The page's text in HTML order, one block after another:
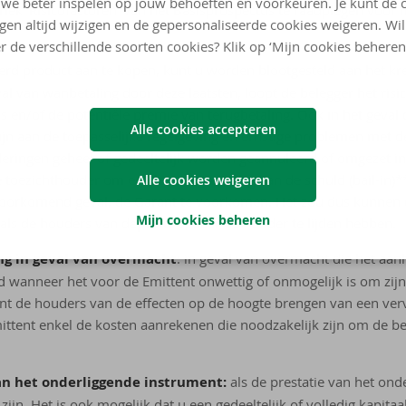
altijd wijzigen en de gepersonaliseerde cookies weigeren.
de verschillende soorten cookies? Klik op ‘Mijn cookies
Alle cookies accepteren
Alle cookies weigeren
Mijn cookies beheren
‘Risicofactoren’ van het Basisprospectus te raadplegen
product aan te kopen, kunt u worden blootgesteld aan het
van wanbetaling door deze laatsten, loopt de belegger het
en/of de potentiële premie van terugbetaling. Ook in het
aan de toepasselijke regelgeving en ernstige problemen met
geheel of gedeeltelijk worden geannuleerd of omgezet
toezichthouder om een herstructurering van de schuld (bail-
geval, de Garant te voorkomen. Het zou dus
de houders van deposito’s, daar ook onder te lijden hebben.
in geval van overmacht: in geval van overmacht die het
wanneer het voor de Emittent onwettig of onmogelijk is om
de houders van de effecten op de hoogte brengen van een
enkel de kosten aanrekenen die noodzakelijk zijn om de
het onderliggende instrument:als de prestatie van het